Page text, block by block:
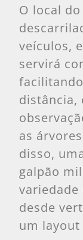
O local
veículos,
servirá
distância,
as
disso,
galpão
desde
um